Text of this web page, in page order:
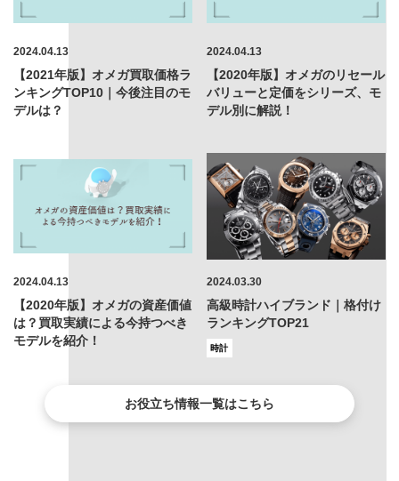
2024.04.13
【2021年版】オメガ買取価格ラ
ンキングTOP10｜今後注目のモ
デルは？
2024.04.13
【2020年版】オメガのリセール
バリューと定価をシリーズ、モ
デル別に解説！
2024.04.13
【2020年版】オメガの資産価値
は？買取実績による今持つべき
モデルを紹介！
2024.03.30
高級時計ハイブランド｜格付け
ランキングTOP21
時計
お役立ち情報一覧はこちら